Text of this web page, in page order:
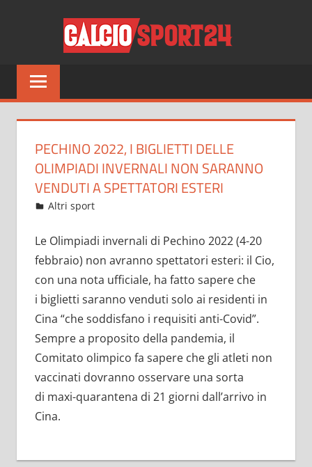
Tutto
sul
del
solo
PECHINO 2022, I BIGLIETTI DELLE
OLIMPIADI INVERNALI NON SARANNO
VENDUTI A SPETTATORI ESTERI
Settembre 30, 2021
admin
Altri sport
Le Olimpiadi invernali di Pechino 2022 (4-20
febbraio) non avranno spettatori esteri: il Cio,
con una nota ufficiale, ha fatto sapere che
i biglietti saranno venduti solo ai residenti in
Cina “che soddisfano i requisiti anti-Covid”.
Sempre a proposito della pandemia, il
Comitato olimpico fa sapere che gli atleti non
vaccinati dovranno osservare una sorta
di maxi-quarantena di 21 giorni dall’arrivo in
Cina.